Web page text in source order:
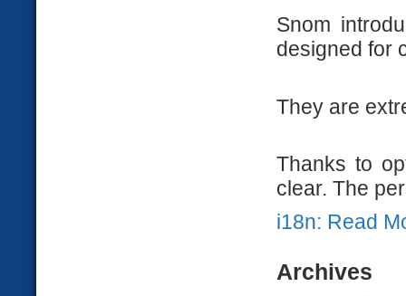
Snom
designed for
They are
Thanks to
clear. The
i18n: Read
Archives